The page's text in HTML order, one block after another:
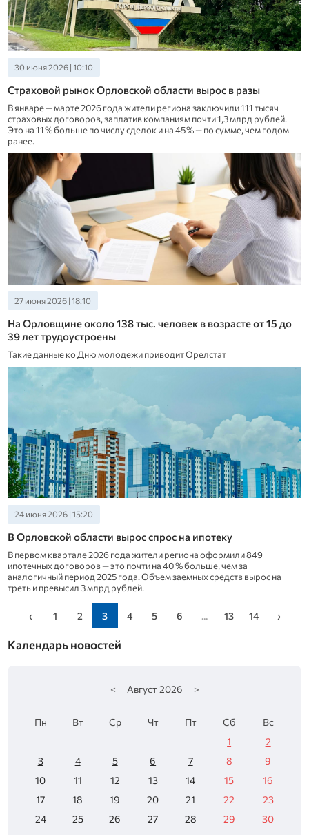
30 июня 2026 | 10:10
Страховой рынок Орловской области вырос в разы
В январе — марте 2026 года жители региона заключили 111 тысяч
страховых договоров, заплатив компаниям почти 1,3 млрд рублей.
Это на 11 % больше по числу сделок и на 45 % — по сумме, чем годом
ранее.
27 июня 2026 | 18:10
На Орловщине около 138 тыс. человек в возрасте от 15 до
39 лет трудоустроены
Такие данные ко Дню молодежи приводит Орелстат
24 июня 2026 | 15:20
В Орловской области вырос спрос на ипотеку
В первом квартале 2026 года жители региона оформили 849
ипотечных договоров — это почти на 40 % больше, чем за
аналогичный период 2025 года. Объем заемных средств вырос на
треть и превысил 3 млрд рублей.
‹ 1 2 3 4 5 6 ... 13 14 ›
Календарь новостей
< Август 2026 >
Пн Вт Ср Чт Пт Сб
Вс
1
2
3
4 5 6 7 8
9
10
11 12 13 14 15
16
17
18 19 20 21 22
23
24
25 26 27 28 29
30